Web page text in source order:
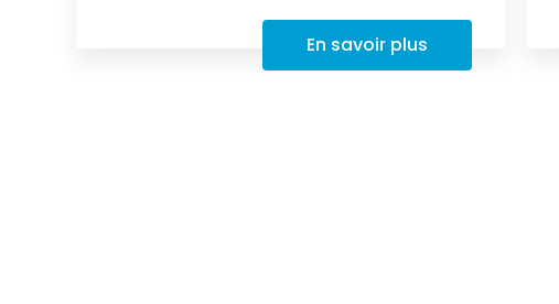
En savoir plus